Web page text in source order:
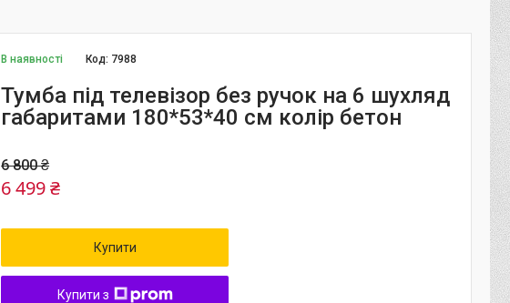
В наявності Код: 7988
Тумба під телевізор без ручок на 6 шухляд
габаритами 180*53*40 см колір бетон
6 800 ₴
6 499 ₴
Купити
Купити з